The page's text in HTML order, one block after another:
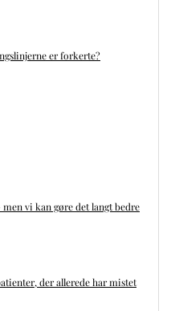
er forkerte?
vi kan gøre det langt bedre
der allerede har mistet